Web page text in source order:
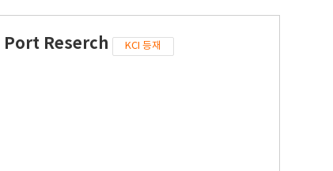
Port Reserch KCI 등재